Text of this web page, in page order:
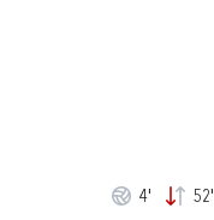
4' 52'